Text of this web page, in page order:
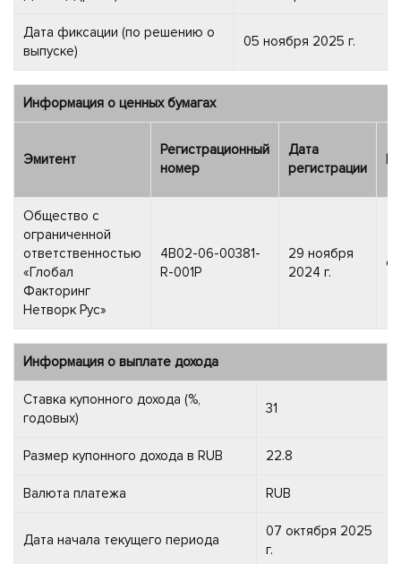
Дата фиксации (по решению о
выпуске)
05 ноября 2025 г.
Информация о ценных бумагах
Эмитент
Регистрационный
номер
Дата
регистрации
Общество с
ограниченной
ответственностью
«Глобал
Факторинг
Нетворк Рус»
4B02-06-00381-
R-001P
29 ноября
2024 г.
Информация о выплате дохода
Ставка купонного дохода (%,
годовых)
31
Размер купонного дохода в RUB 22.8
Валюта платежа RUB
Дата начала текущего периода
07 октября 2025
г.